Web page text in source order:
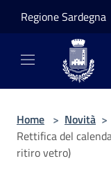
Regione Sardegna
Home > Novità >
Rettifica del
ritiro vetro)